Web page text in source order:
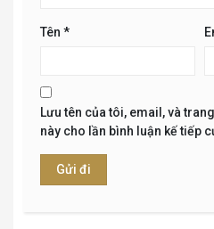
Tên *
Lưu tên của tôi, email, và
này cho lần bình luận kế tiếp